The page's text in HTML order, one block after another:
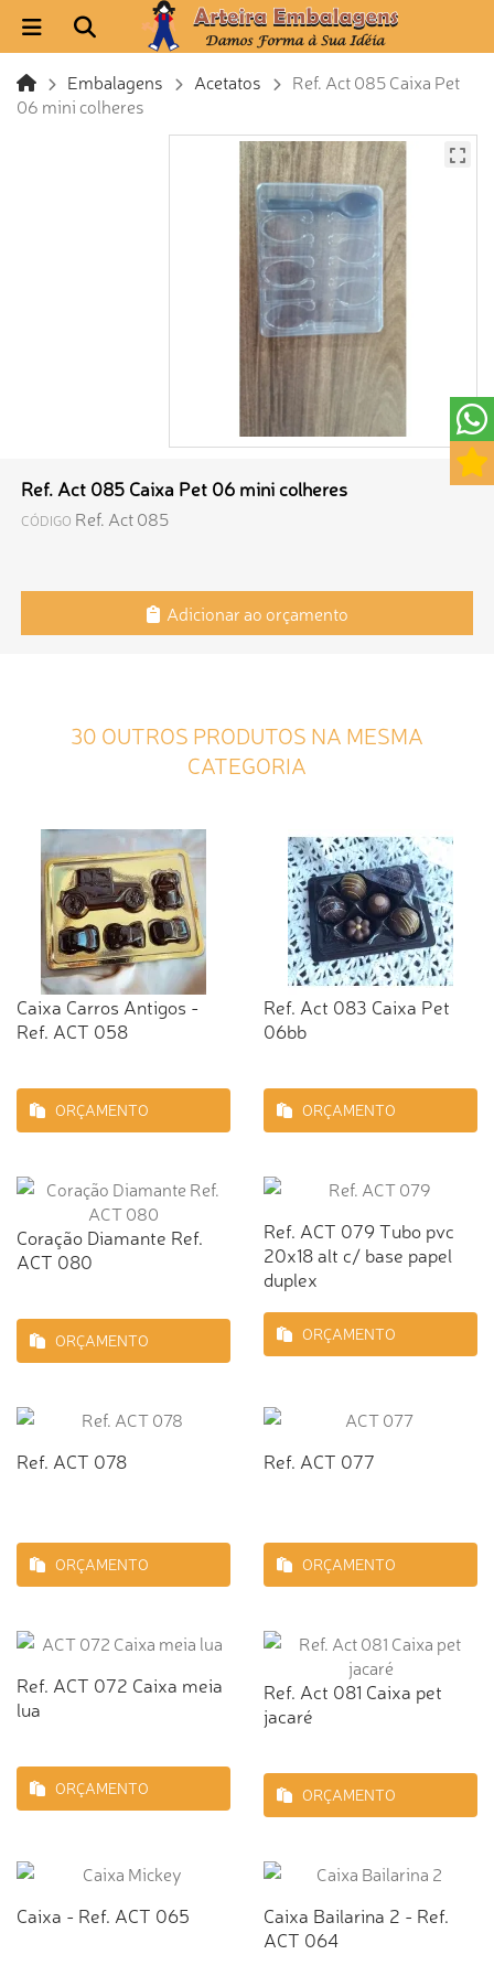
Embalagens Acetatos
Ref. Act 085 Caixa Pet
06 mini colheres
Ref. Act 085 Caixa Pet 06 mini colheres
CÓDIGO Ref. Act 085
Adicionar ao orçamento
30 OUTROS PRODUTOS NA MESMA
CATEGORIA
Caixa Carros Antigos -
Ref. ACT 058
ORÇAMENTO
Ref. Act 083 Caixa Pet
06bb
ORÇAMENTO
Coração Diamante Ref.
ACT 080
ORÇAMENTO
Ref. ACT 079 Tubo pvc
20x18 alt c/ base papel
duplex
ORÇAMENTO
Ref. ACT 078
ORÇAMENTO
Ref. ACT 077
ORÇAMENTO
Ref. ACT 072 Caixa meia
lua
ORÇAMENTO
Ref. Act 081 Caixa pet
jacaré
ORÇAMENTO
Caixa - Ref. ACT 065
Caixa Bailarina 2 - Ref.
ACT 064